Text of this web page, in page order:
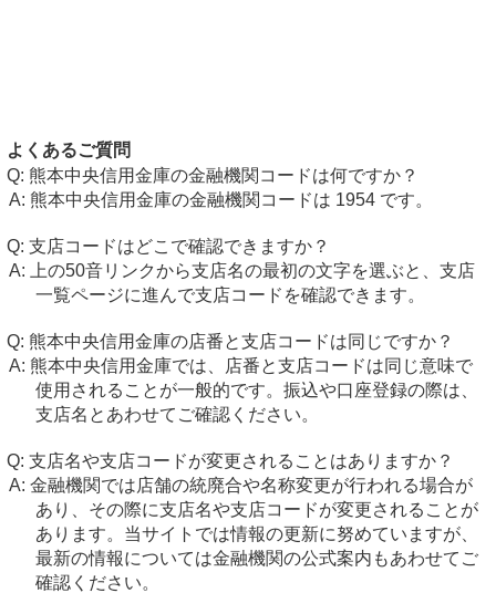
よくあるご質問
熊本中央信用金庫の金融機関コードは何ですか？
熊本中央信用金庫の金融機関コードは 1954 です。
支店コードはどこで確認できますか？
上の50音リンクから支店名の最初の文字を選ぶと、支店
一覧ページに進んで支店コードを確認できます。
熊本中央信用金庫の店番と支店コードは同じですか？
熊本中央信用金庫では、店番と支店コードは同じ意味で
使用されることが一般的です。振込や口座登録の際は、
支店名とあわせてご確認ください。
支店名や支店コードが変更されることはありますか？
金融機関では店舗の統廃合や名称変更が行われる場合が
あり、その際に支店名や支店コードが変更されることが
あります。当サイトでは情報の更新に努めていますが、
最新の情報については金融機関の公式案内もあわせてご
確認ください。